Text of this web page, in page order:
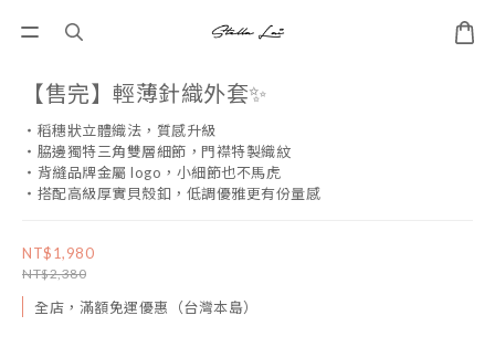
【售完】輕薄針織外套✨
・稻穗狀立體織法，質感升級
・脇邊獨特三角雙層細節，門襟特製織紋
・背縫品牌金屬 logo，小細節也不馬虎
・搭配高級厚實貝殼釦，低調優雅更有份量感
NT$1,980
NT$2,380
全店，滿額免運優惠（台灣本島）